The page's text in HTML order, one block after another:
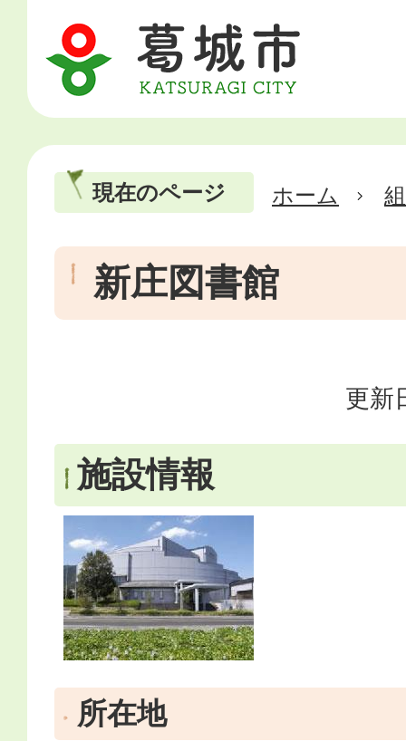
現在のページ ホーム
新庄図書館
更新
施設情報
所在地